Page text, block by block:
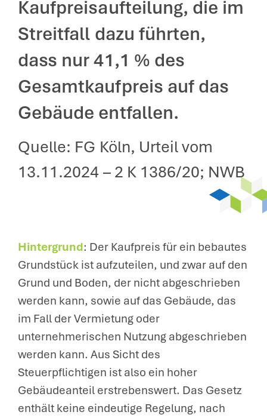
Kaufpreisaufteilung, die im
Streitfall dazu führten,
dass nur 41,1 % des
Gesamtkaufpreis auf das
Gebäude entfallen.
Quelle: FG Köln, Urteil vom
13.11.2024 – 2 K 1386/20; NWB
Hintergrund: Der Kaufpreis für ein bebautes
Grundstück ist aufzuteilen, und zwar auf den
Grund und Boden, der nicht abgeschrieben
werden kann, sowie auf das Gebäude, das
im Fall der Vermietung oder
unternehmerischen Nutzung abgeschrieben
werden kann. Aus Sicht des
Steuerpflichtigen ist also ein hoher
Gebäudeanteil erstrebenswert. Das Gesetz
enthält keine eindeutige Regelung, nach